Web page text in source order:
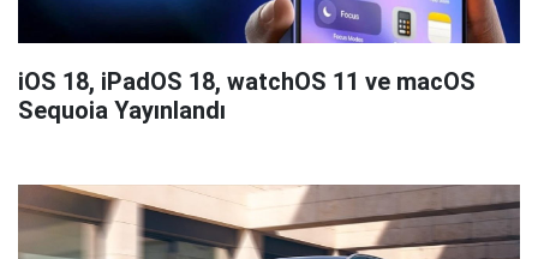
iOS 18, iPadOS 18, watchOS 11 ve macOS
Sequoia Yayınlandı